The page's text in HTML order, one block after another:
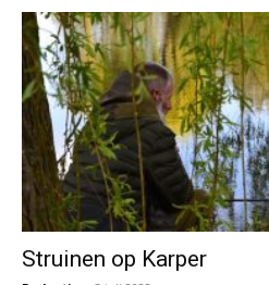
Struinen op Karper